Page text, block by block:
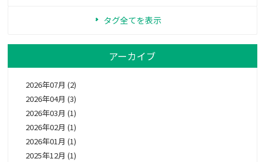
タグ全てを表示
アーカイブ
2026年07月 (2)
2026年04月 (3)
2026年03月 (1)
2026年02月 (1)
2026年01月 (1)
2025年12月 (1)